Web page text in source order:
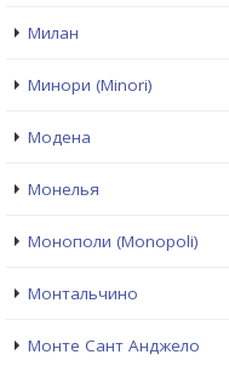
Милан
Минори (Minori)
Модена
Монелья
Монополи (Monopoli)
Монтальчино
Монте Сант Анджело